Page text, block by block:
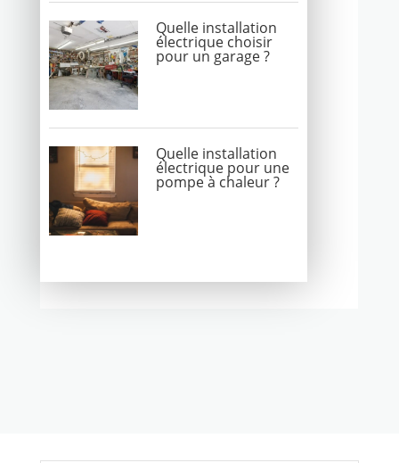
Quelle installation
électrique choisir
pour un garage ?
Quelle installation
électrique pour une
pompe à chaleur ?